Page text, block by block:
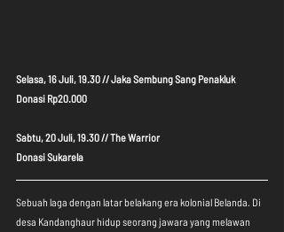
Selasa, 16 Juli, 19.30 // Jaka Sembung Sang Penakluk
Donasi Rp20.000
Sabtu, 20 Juli, 19.30 // The Warrior
Donasi Sukarela
Sebuah laga dengan latar belakang era kolonial Belanda. Di
desa Kandanghaur hidup seorang jawara yang melawan